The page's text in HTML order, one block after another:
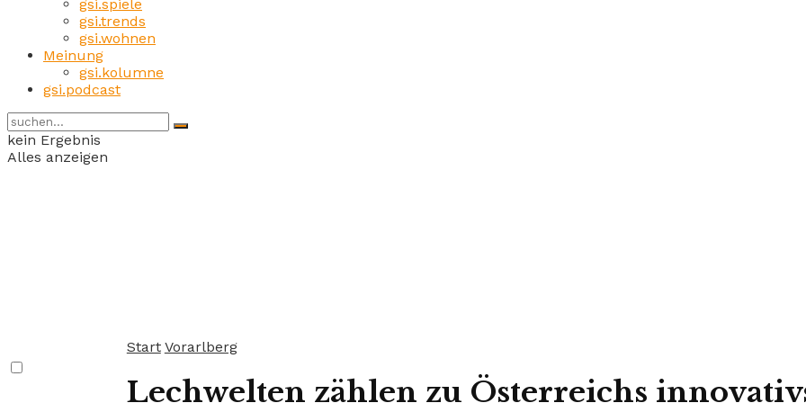
gsi.spiele
gsi.trends
gsi.wohnen
Meinung
gsi.kolumne
gsi.podcast
kein Ergebnis
Alles anzeigen
Start Vorarlberg
Lechwelten zählen zu Österreichs